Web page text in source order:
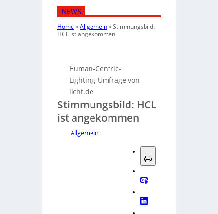
NEWS
Home »Allgemein»Stimmungsbild:
HCL ist angekommen
Human-Centric-
Lighting-Umfrage von
licht.de
Stimmungsbild: HCL
ist angekommen
Allgemein